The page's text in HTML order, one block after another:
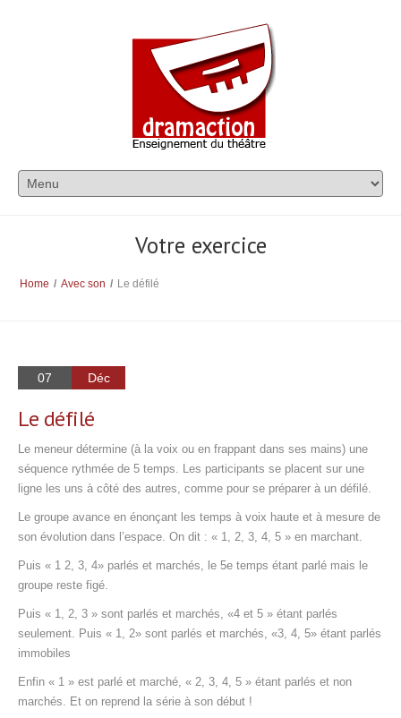
Votre exercice
Home / Avec son / Le défilé
07 Déc
Le défilé
Le meneur détermine (à la voix ou en frappant dans ses mains) une
séquence rythmée de 5 temps. Les participants se placent sur une
ligne les uns à côté des autres, comme pour se préparer à un défilé.
Le groupe avance en énonçant les temps à voix haute et à mesure de
son évolution dans l’espace. On dit : « 1, 2, 3, 4, 5 » en marchant.
Puis « 1 2, 3, 4» parlés et marchés, le 5e temps étant parlé mais le
groupe reste figé.
Puis « 1, 2, 3 » sont parlés et marchés, «4 et 5 » étant parlés
seulement. Puis « 1, 2» sont parlés et marchés, «3, 4, 5» étant parlés
immobiles
Enfin « 1 » est parlé et marché, « 2, 3, 4, 5 » étant parlés et non
marchés. Et on reprend la série à son début !